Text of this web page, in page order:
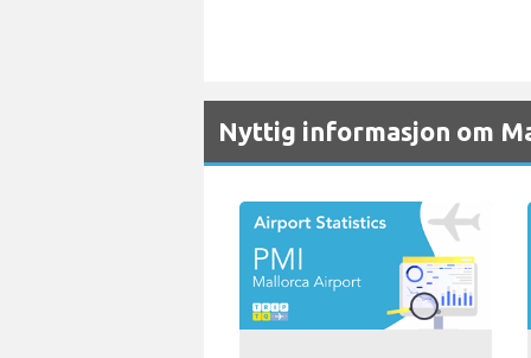
Nyttig informasjon om